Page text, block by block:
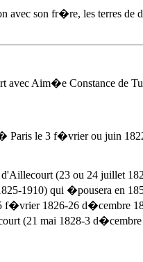
son fr�re, les terres de
avec Aim�e Constance de
Paris le 3 f�vrier ou juin
(23 ou 24 juillet
1910) qui �pousera en
1826-26 d�cembre
(21 mai 1828-3